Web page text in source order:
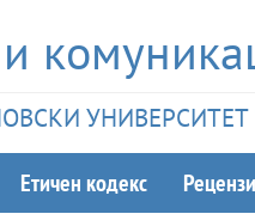
Етичeн кодекс